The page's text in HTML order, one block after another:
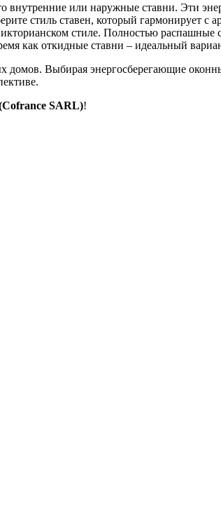
или наружные ставни. Эти
стиль ставен, который
стиле. Полностью распашные
как откидные ставни – идеальный
Выбирая энергосберегающие
SARL)!